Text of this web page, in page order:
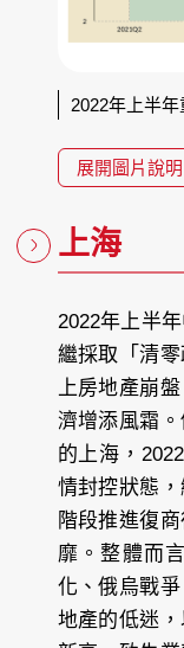
2022年上半
展開圖片說明
上海
2022年上半
繼採取「清
上房地產崩
濟增添風霜
的上海，
情封控狀態
階段推進復
靡。整體而
化、俄烏戰
地產的低迷